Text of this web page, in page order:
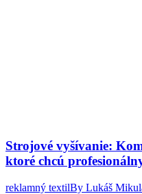
Strojové vyšívanie:
ktoré chcú
reklamný textilBy Lukáš